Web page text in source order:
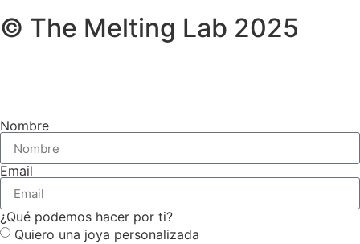
© The Melting Lab 2025
Nombre
Email
¿Qué podemos hacer por ti?
Quiero una joya personalizada